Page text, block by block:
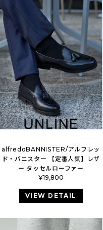
alfredoBANNISTER/アルフレッ
ド・バニスター 【定番人気】レザ
ー タッセルローファー
¥19,800
VIEW DETAIL